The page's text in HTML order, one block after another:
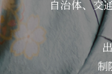
自治体、交
制